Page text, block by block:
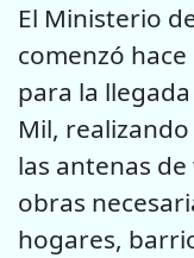
El Ministerio
comenzó
para la
Mil,
las antenas
obras
hogares,